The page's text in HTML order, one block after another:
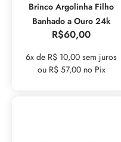
Brinco Argolinha Filho
Banhado a Ouro 24k
R$60,00
6x de R$ 10,00 sem juros
ou R$ 57,00 no Pix